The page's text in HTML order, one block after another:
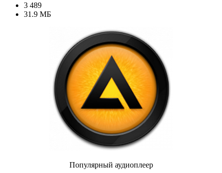
3 489
31.9 МБ
Популярный аудиоплеер